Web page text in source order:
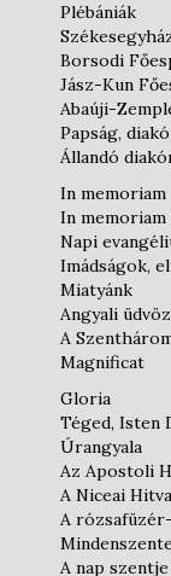
Plébániák
Borsodi
Jász-Kun
Abaúji-
Papság,
Állandó
In memoriam
In
Napi
Imádságok,
Miatyánk
Angyali
A
Magnificat
Gloria
Téged, Isten
Úrangyala
Az Apostoli
A Niceai
A
A nap szentje